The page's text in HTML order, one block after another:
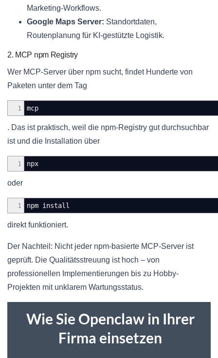
Marketing-Workflows.
Google Maps Server: Standortdaten,
Routenplanung für KI-gestützte Logistik.
2. MCP npm Registry
Wer MCP-Server über npm sucht, findet Hunderte von
Paketen unter dem Tag
1 mcp
. Das ist praktisch, weil die npm-Registry gut durchsuchbar
ist und die Installation über
1 npx
oder
1 npm install
direkt funktioniert.
Der Nachteil: Nicht jeder npm-basierte MCP-Server ist
geprüft. Die Qualitätsstreuung ist hoch – von
professionellen Implementierungen bis zu Hobby-
Projekten mit unklarem Wartungsstatus.